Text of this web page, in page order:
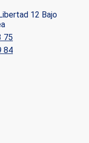
12 Bajo
75
84